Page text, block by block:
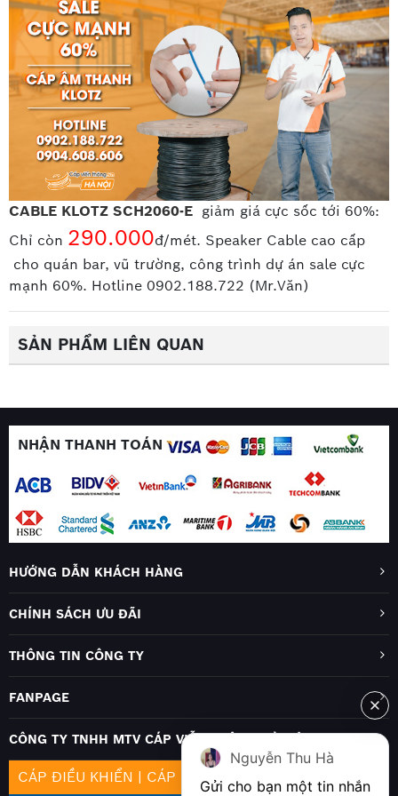
Cáp Viễn Thông Hà Nộilà đơn vị với nhiều năm kinh
nghiệm trong lĩnh vực phân phối các sản phẩmcáp
cao su, cáp điện cao sucủa nhiều hãng lớn như
Samwon. Chúng tôi cam kết mang đến cho quý khách
những sản phẩm chất lượng cao đáp ứng đầy đủ
những tiêu chuẩn của nhà sản xuất với mức giá vô
cùng hấp dẫn. Hãy gọi ngay cho chúng tôi để nhận
bảng báo giá với chiết khấu cao nhất.
CABLE KLOTZ SCH2060-E giảm giá cực sốc tới 60%:
Chỉ còn 290.000đ/mét. Speaker Cable cao cấp
cho quán bar, vũ trường, công trình dự án sale cực
mạnh 60%. Hotline 0902.188.722 (Mr.Văn)
SẢN PHẨM LIÊN QUAN
NHẬN THANH TOÁN
HƯỚNG DẪN KHÁCH HÀNG
CHÍNH SÁCH ƯU ĐÃI
THÔNG TIN CÔNG TY
FANPAGE
CÔNG TY TNHH MTV CÁP VIỄN THÔNG HÀ NỘI
CÁP ĐIỀU KHIỂN | CÁP MẠNG |CÁP QUANG
Nguyễn Thu Hà
Gửi cho bạn một tin nhắn